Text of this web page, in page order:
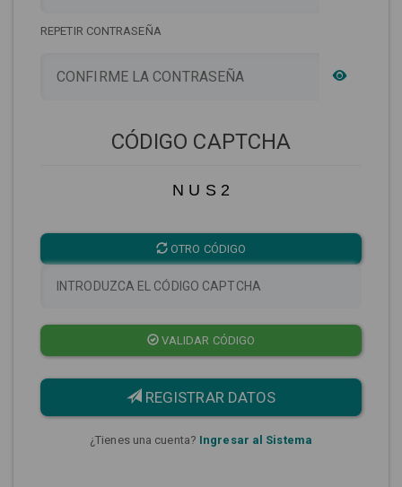
REPETIR CONTRASEÑA
CÓDIGO CAPTCHA
N U S 2
OTRO CÓDIGO
VALIDAR CÓDIGO
REGISTRAR DATOS
¿Tienes una cuenta? Ingresar al Sistema